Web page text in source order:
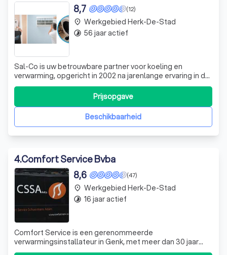
(12)
8,7
Sal-Co is uw betrouwbare partner voor koeling en
verwarming, opgericht in 2002 na jarenlange ervaring in de
branche. Als gecertificeerd en geregistreerd
koeltechnisch bedrijf, bieden we onze diensten aan zowel
particulieren als bedrijven in de regio's Geetbets, Sint-
Truiden, Tienen en Herk-de-Stad.
Beschikbaarheid
Prijsopgave
place Werkgebied Herk-De-Stad
timelapse 56 jaar actief
4.Comfort Service Bvba
(47)
8,6
Comfort Service is een gerenommeerde
verwarmingsinstallateur in Genk, met meer dan 30 jaar
ervaring in de sector. Ons toegewijde team van
place Werkgebied Herk-De-Stad
timelapse 16 jaar actief